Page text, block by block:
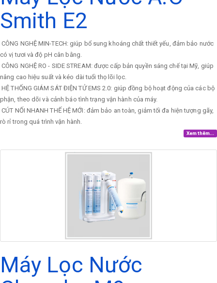
Smith E2
CÔNG NGHỆ MIN-TECH: giúp bổ sung khoáng chất thiết yếu, đảm bảo nước
có vị tươi và độ pH cân bằng.
CÔNG NGHỆ RO - SIDE STREAM: được cấp bản quyền sáng chế tại Mỹ, giúp
nâng cao hiệu suất và kéo dài tuổi thọ lõi lọc.
HỆ THỐNG GIÁM SÁT ĐIỆN TỬ EMS 2.0: giúp đồng bộ hoạt động của các bộ
phận, theo dõi và cảnh báo tình trạng vận hành của máy.
CÚT NỐI NHANH THẾ HỆ MỚI: đảm bảo an toàn, giảm tối đa hiện tượng gãy,
rò rỉ trong quá trình vận hành.
Xem thêm...
Máy Lọc Nước